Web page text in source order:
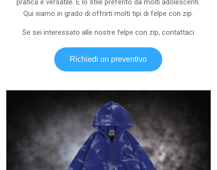
pratica e versatile. È lo stile preferito da molti adolescenti.
Qui siamo in grado di offrirti molti tipi di felpe con zip.
Se sei interessato alle nostre felpe con zip, contattaci
Richiedi un preventivo